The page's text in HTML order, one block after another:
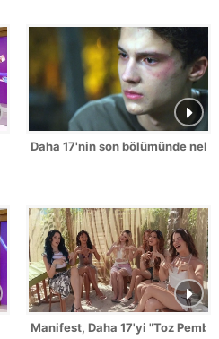
Daha 17'nin son bölümünde
Manifest, Daha 17'yi "Toz